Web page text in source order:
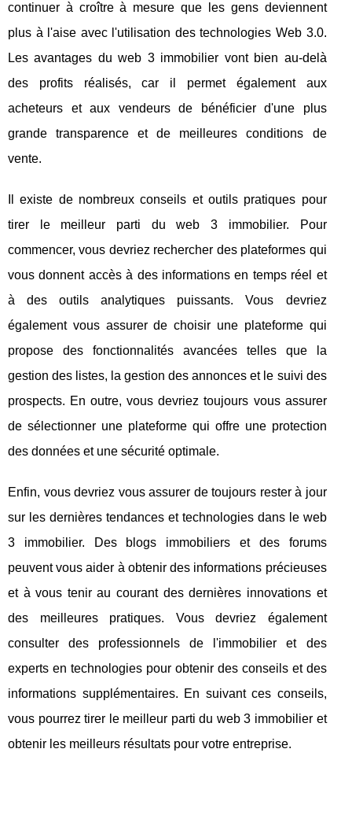
continuer à croître à mesure que les gens deviennent
plus à l'aise avec l'utilisation des technologies Web 3.0.
Les avantages du web 3 immobilier vont bien au-delà
des profits réalisés, car il permet également aux
acheteurs et aux vendeurs de bénéficier d'une plus
grande transparence et de meilleures conditions de
vente.
Il existe de nombreux conseils et outils pratiques pour
tirer le meilleur parti du web 3 immobilier. Pour
commencer, vous devriez rechercher des plateformes qui
vous donnent accès à des informations en temps réel et
à des outils analytiques puissants. Vous devriez
également vous assurer de choisir une plateforme qui
propose des fonctionnalités avancées telles que la
gestion des listes, la gestion des annonces et le suivi des
prospects. En outre, vous devriez toujours vous assurer
de sélectionner une plateforme qui offre une protection
des données et une sécurité optimale.
Enfin, vous devriez vous assurer de toujours rester à jour
sur les dernières tendances et technologies dans le web
3 immobilier. Des blogs immobiliers et des forums
peuvent vous aider à obtenir des informations précieuses
et à vous tenir au courant des dernières innovations et
des meilleures pratiques. Vous devriez également
consulter des professionnels de l'immobilier et des
experts en technologies pour obtenir des conseils et des
informations supplémentaires. En suivant ces conseils,
vous pourrez tirer le meilleur parti du web 3 immobilier et
obtenir les meilleurs résultats pour votre entreprise.